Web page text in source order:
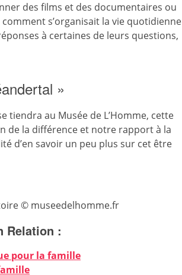
des films et des documentaires ou
s’organisait la vie quotidienne
à certaines de leurs questions,
»
tiendra au Musée de L’Homme, cette
de la différence et notre rapport à la
d’en savoir un peu plus sur cet être
© museedelhomme.fr
Relation :
pour la famille